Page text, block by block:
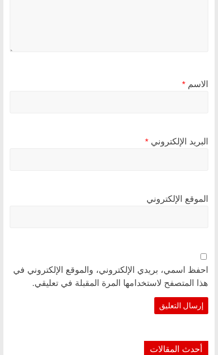
الاسم *
البريد الإلكتروني *
الموقع الإلكتروني
احفظ اسمي، بريدي الإلكتروني، والموقع الإلكتروني في
هذا المتصفح لاستخدامها المرة المقبلة في تعليقي.
أحدث المقالات